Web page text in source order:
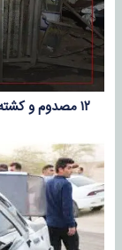
۱۲ مصدوم و کشته نتیجه واژگونی اتوبوس در زاهدان + عکس